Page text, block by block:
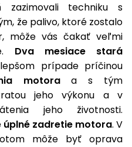
techniku s
že palivo, ktoré zostalo
môže vás čakať veľmi
Dva mesiace stará
prípade príčinou
motoraa s tým
jeho výkonu a v
jeho životnosti.
úplné zadretie motora. V
môže byť oprava